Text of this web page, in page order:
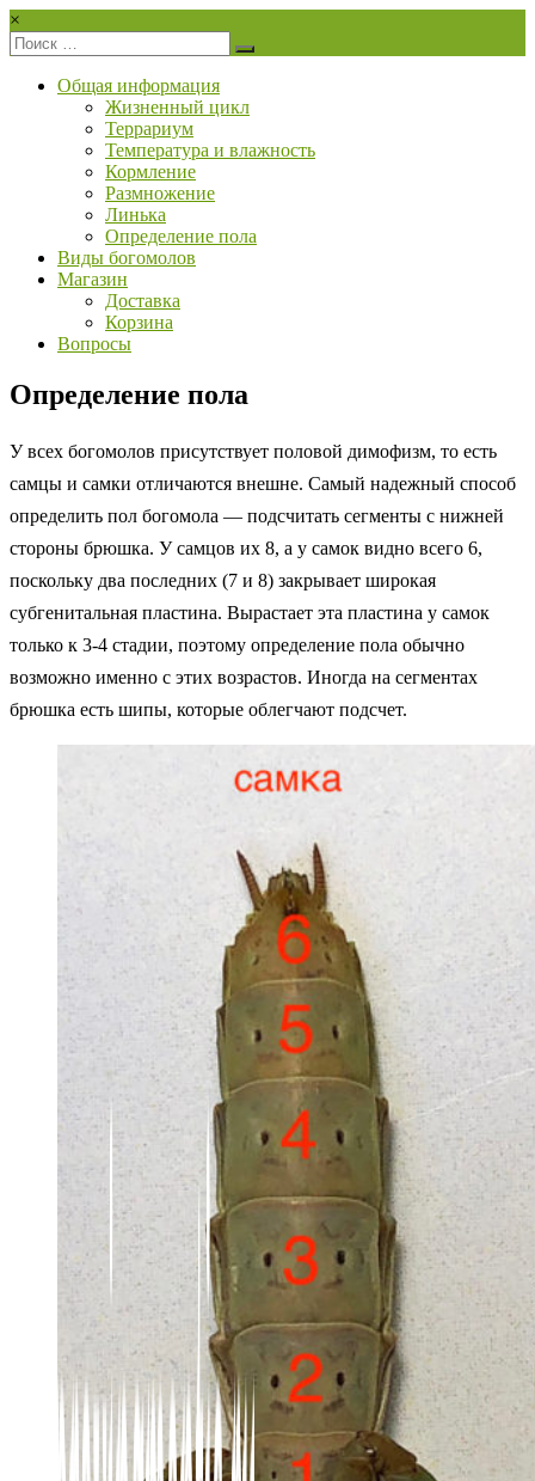
Перейти
к
содержимому
PrayingMantis.ru
Здесь
содержании!
×
Общая информация
Жизненный цикл
Террариум
Температура и влажность
Кормление
Размножение
Линька
Определение пола
Виды богомолов
Магазин
Доставка
Корзина
Вопросы
Определение пола
У всех богомолов присутствует половой димофизм, то есть
самцы и самки отличаются внешне. Самый надежный способ
определить пол богомола — подсчитать сегменты с нижней
стороны брюшка. У самцов их 8, а у самок видно всего 6,
поскольку два последних (7 и 8) закрывает широкая
субгенитальная пластина. Вырастает эта пластина у самок
только к 3-4 стадии, поэтому определение пола обычно
возможно именно с этих возрастов. Иногда на сегментах
брюшка есть шипы, которые облегчают подсчет.